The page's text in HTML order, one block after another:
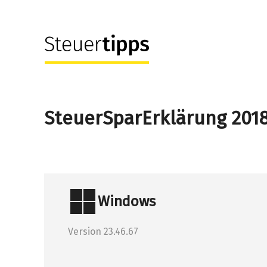
SteuerSparErklärung
Windows
Version 23.46.67